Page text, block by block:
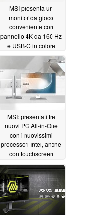
MSI presenta un
monitor da gioco
conveniente con
pannello 4K da 160 Hz
e USB-C in colore
bianco04/12/2024
MSI: presentati tre
nuovi PC All-in-One
con i nuovissimi
processori Intel, anche
con touchscreen
03/28/2024